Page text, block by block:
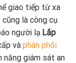
giao tiếp từ xa
là công cụ
người lạ.Lắp
và phân phối
năng giám sát an